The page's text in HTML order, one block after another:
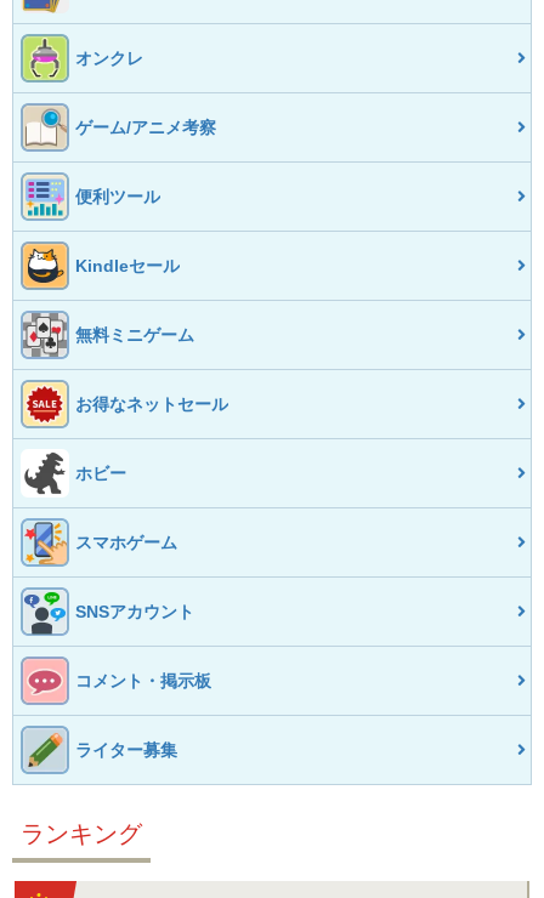
オンクレ
ゲーム/アニメ考察
便利ツール
Kindleセール
無料ミニゲーム
お得なネットセール
ホビー
スマホゲーム
SNSアカウント
コメント・掲示板
ライター募集
ランキング